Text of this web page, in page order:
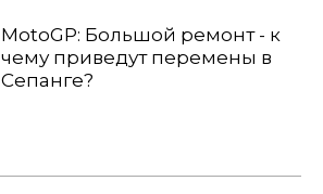
MotoGP: Большой ремонт - к
чему приведут перемены в
Сепанге?